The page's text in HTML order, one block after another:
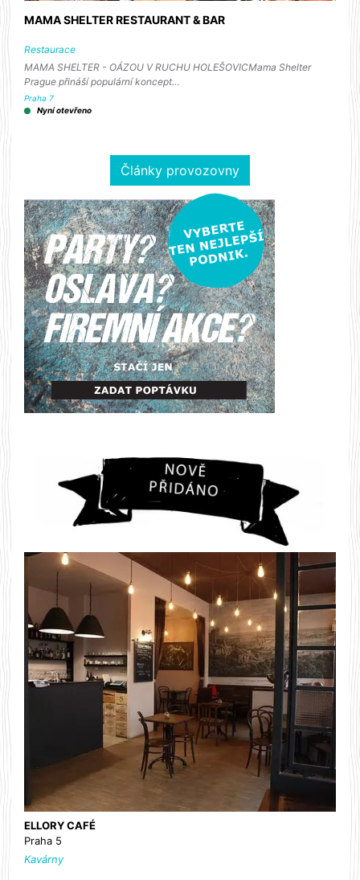
ELLORY CAFÉ
Praha 5
Kavárny
MAMA SHELTER RESTAURANT & BAR
Restaurace
MAMA SHELTER - OÁZOU V RUCHU HOLEŠOVICMama Shelter
Prague přináší populární koncept…
Praha 7
Nyní otevřeno
Články provozovny